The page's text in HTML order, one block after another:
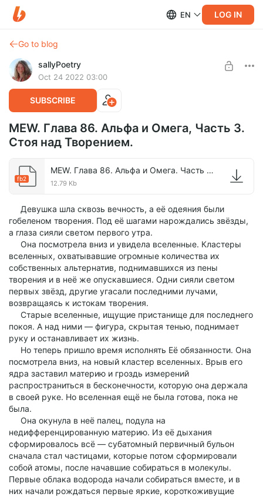
EN LOG IN
Go to blog
sallyPoetry
Oct 24 2022 03:00
SUBSCRIBE
MEW. Глава 86. Альфа и Омега, Часть 3.
Стоя над Творением.
fb2
MEW. Глава 86. Альфа и Омега. Часть 3. Стоя над Творением..fb2
12.79 Kb
Девушка шла сквозь вечность, а её одеяния были
гобеленом творения. Под её шагами нарождались звёзды,
а глаза сияли светом первого утра.
Она посмотрела вниз и увидела вселенные. Кластеры
вселенных, охватывавшие огромные количества их
собственных альтернатив, поднимавшихся из пены
творения и в неё же опускавшиеся. Одни сияли светом
первых звёзд, другие угасали последними лучами,
возвращаясь к истокам творения.
Старые вселенные, ищущие пристанище для последнего
покоя. А над ними — фигура, скрытая тенью, поднимает
руку и останавливает их жизнь.
Но теперь пришло время исполнять Её обязанности. Она
посмотрела вниз, на новый кластер вселенных. Врыв его
ядра заставил материю и гроздь измерений
распространиться в бесконечности, которую она держала
в своей руке. Но вселенная ещё не была готова, пока не
была.
Она окунула в неё палец, подула на
недифференцированную материю. Из её дыхания
сформировалось всё — субатомный первичный бульон
сначала стал частицами, которые потом сформировали
собой атомы, после начавшие собираться в молекулы.
Первые облака водорода начали собираться вместе, и в
них начали рождаться первые яркие, короткоживущие